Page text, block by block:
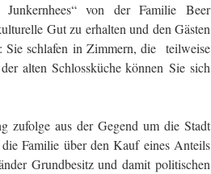
von der Familie Beer
Gut zu erhalten und den Gästen
Sie schlafen in Zimmern, die teilweise
alten Schlossküche können Sie sich
zufolge aus der Gegend um die Stadt
Familie über den Kauf eines Anteils
Grundbesitz und damit politischen